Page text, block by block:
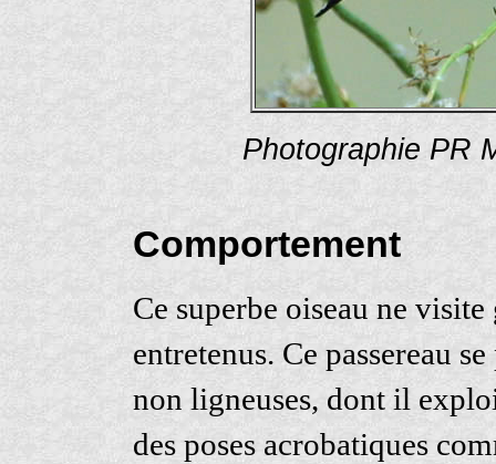
Photographie PR
Comportement
Ce superbe oiseau ne
entretenus. Ce passereau
non ligneuses, dont il
des poses acrobatiques